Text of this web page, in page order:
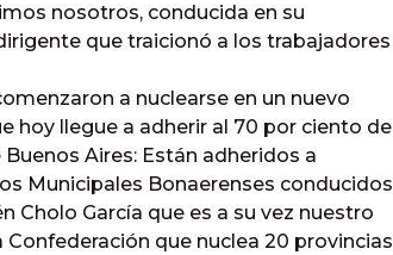
nosotros, conducida en su
que traicionó a los trabajadores
a nuclearse en un nuevo
hoy llegue a adherir al 70 por ciento de
Aires: Están adheridos a
Municipales Bonaerenses conducidos
García que es a su vez nuestro
que nuclea 20 provincias